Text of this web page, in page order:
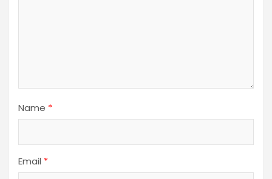
Name *
Email *